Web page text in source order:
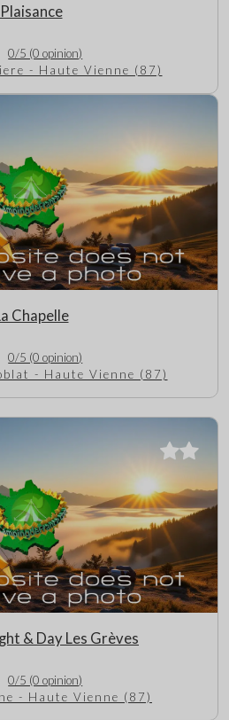
Plaisance
0/5 (0 opinion)
- Haute Vienne (87)
Chapelle
0/5 (0 opinion)
- Haute Vienne (87)
& Day Les Grèves
0/5 (0 opinion)
- Haute Vienne (87)